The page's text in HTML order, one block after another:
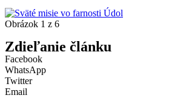
Obrázok 1 z 6
Zdieľanie článku
Facebook
WhatsApp
Twitter
Email